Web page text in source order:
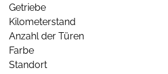
Getriebe
Kilometerstand
Anzahl der Türen
Farbe
Standort